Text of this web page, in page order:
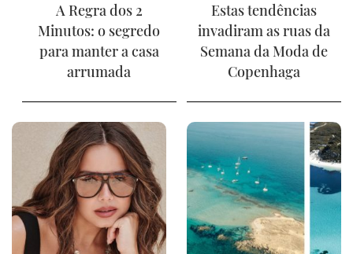
A Regra dos 2
Minutos: o segredo
para manter a casa
arrumada
Estas tendências
invadiram as ruas da
Semana da Moda de
Copenhaga